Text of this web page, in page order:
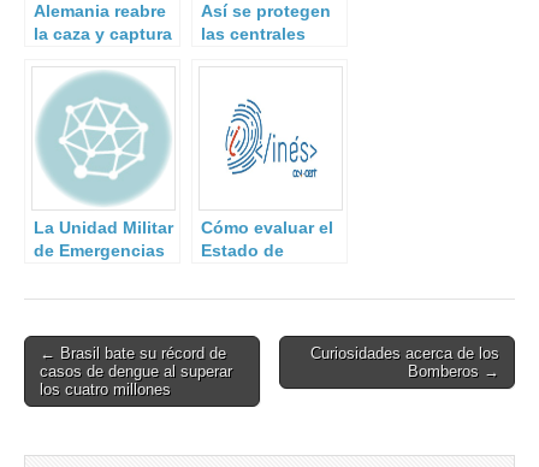
Alemania reabre
la caza y captura
Meinhof’.
Así se protegen
las centrales
ataques
terroristas.
La Unidad Militar
de Emergencias
como equipo de
rescate urbano
de Naciones
Unidas por cinco
años más
Cómo evaluar el
Estado de
organismo e
Informe Nacional
Post
navigation
← Brasil bate su récord de
casos de dengue al superar
los cuatro millones
Curiosidades acerca de los
Bomberos →